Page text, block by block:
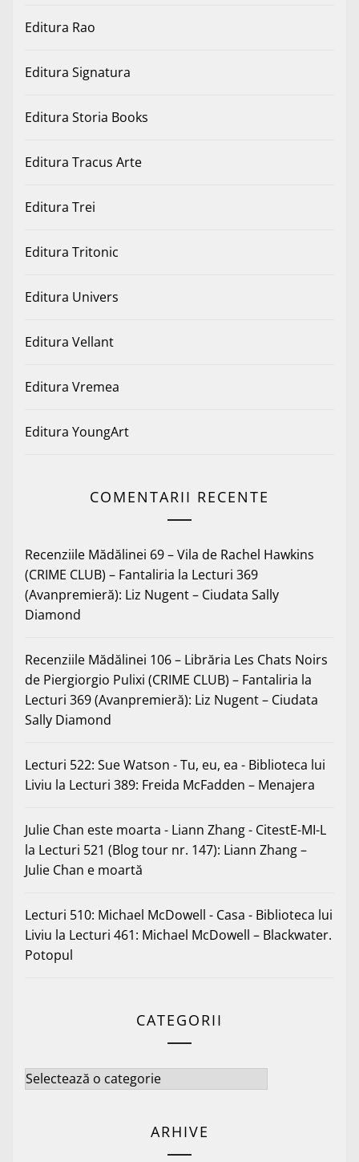
Editura Rao
Editura Signatura
Editura Storia Books
Editura Tracus Arte
Editura Trei
Editura Tritonic
Editura Univers
Editura Vellant
Editura Vremea
Editura YoungArt
COMENTARII RECENTE
Recenziile Mădălinei 69 – Vila de Rachel Hawkins
(CRIME CLUB) – Fantaliria la Lecturi 369
(Avanpremieră): Liz Nugent – Ciudata Sally
Diamond
Recenziile Mădălinei 106 – Librăria Les Chats Noirs
de Piergiorgio Pulixi (CRIME CLUB) – Fantaliria la
Lecturi 369 (Avanpremieră): Liz Nugent – Ciudata
Sally Diamond
Lecturi 522: Sue Watson - Tu, eu, ea - Biblioteca lui
Liviu la Lecturi 389: Freida McFadden – Menajera
Julie Chan este moarta - Liann Zhang - CitestE-MI-L
la Lecturi 521 (Blog tour nr. 147): Liann Zhang –
Julie Chan e moartă
Lecturi 510: Michael McDowell - Casa - Biblioteca lui
Liviu la Lecturi 461: Michael McDowell – Blackwater.
Potopul
CATEGORII
Categorii
ARHIVE